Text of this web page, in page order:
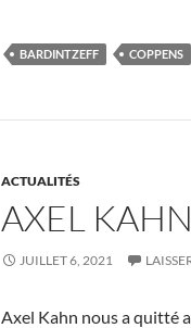
BARDINTZEFF COPPENS
ACTUALITÉS
AXEL KAHN
JUILLET 6, 2021
Axel Kahn nous a quitté